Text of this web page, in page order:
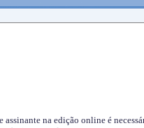
assinante na edição online é